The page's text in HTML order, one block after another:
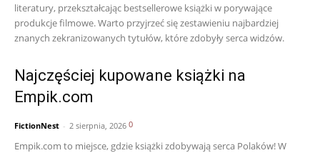
literatury, przekształcając bestsellerowe książki w porywające
produkcje filmowe. Warto przyjrzeć się zestawieniu najbardziej
znanych zekranizowanych tytułów, które zdobyły serca widzów.
Najczęściej kupowane książki na
Empik.com
FictionNest - 2 sierpnia, 2026 0
Empik.com to miejsce, gdzie książki zdobywają serca Polaków! W